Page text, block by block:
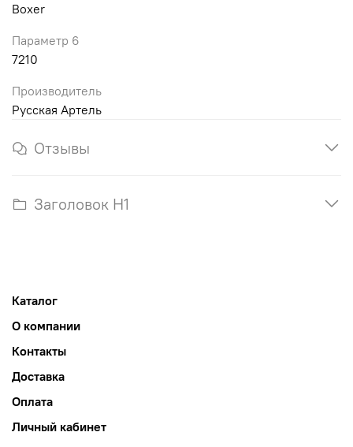
Boxer
Параметр 6
7210
Производитель
Русская Артель
Отзывы
Заголовок H1
Каталог
О компании
Контакты
Доставка
Оплата
Личный кабинет